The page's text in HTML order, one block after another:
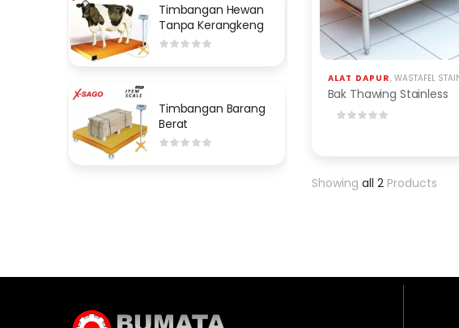
Timbangan Hewan
Tanpa Kerangkeng
Timbangan Barang
Berat
Troli Barang
ALAT DAPUR, WASTAFEL
Bak Thawing Stainless
Showing all 2Products